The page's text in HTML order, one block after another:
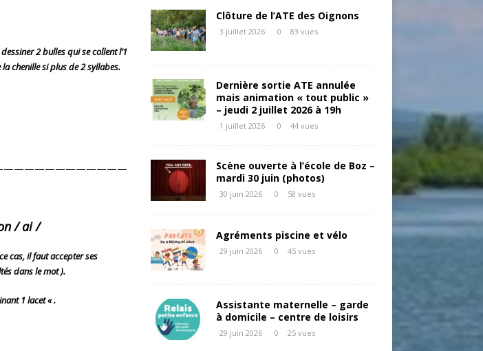
2 bulles qui se collent l’1
chenille si plus de 2 syllabes.
/ ai /
cas, il faut accepter ses
dans le mot ).
1 lacet « .
Clôture de l’ATE des Oignons
3 juillet 2026 0 83 vues
Dernière sortie ATE annulée
mais animation « tout public »
– jeudi 2 juillet 2026 à 19h
1 juillet 2026 0 44 vues
Scène ouverte à l’école de Boz –
mardi 30 juin (photos)
30 juin 2026 0 58 vues
Agréments piscine et vélo
29 juin 2026 0 45 vues
Assistante maternelle – garde
à domicile – centre de loisirs
29 juin 2026 0 25 vues